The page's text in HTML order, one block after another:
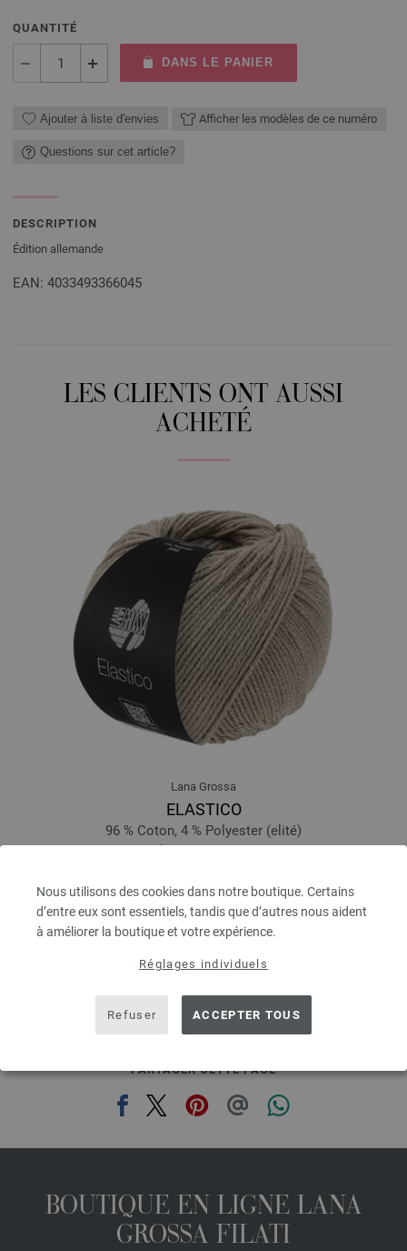
Nous utilisons des cookies dans notre boutique. Certains
d’entre eux sont essentiels, tandis que d’autres nous aident
à améliorer la boutique et votre expérience.
Réglages individuels
Refuser ACCEPTER TOUS
QUANTITÉ
DANS LE PANIER
Ajouter à liste d'envies Afficher les modèles de ce numéro
Questions sur cet article?
DESCRIPTION
Édition allemande
EAN: 4033493366045
LES CLIENTS ONT AUSSI
ACHETÉ
Lana Grossa
ELASTICO
96 % Coton, 4 % Polyester (elité)
Longueur de la bobine: env. 160 m / 50 g
4,16 €
4,86 $
hors TVA, frais de port en sus, Prix de base:
PARTAGER CETTE PAGE
BOUTIQUE EN LIGNE LANA
GROSSA FILATI